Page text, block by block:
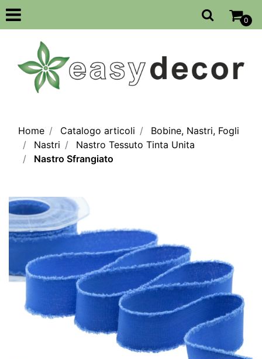
Open
0
Home Catalogo articoli
Bobine, Nastri, Fogli
Nastri
Nastro Tessuto Tinta Unita
Nastro Sfrangiato